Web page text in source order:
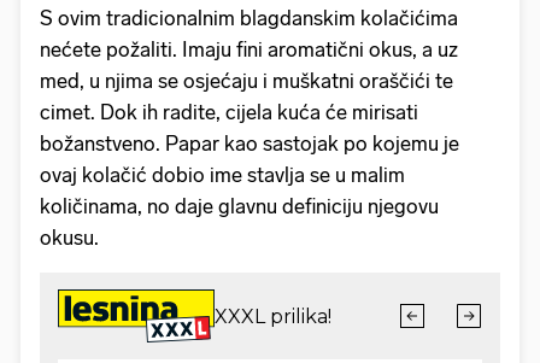
S ovim tradicionalnim blagdanskim kolačićima
nećete požaliti. Imaju fini aromatični okus, a uz
med, u njima se osjećaju i muškatni oraščići te
cimet. Dok ih radite, cijela kuća će mirisati
božanstveno. Papar kao sastojak po kojemu je
ovaj kolačić dobio ime stavlja se u malim
količinama, no daje glavnu definiciju njegovu
okusu.